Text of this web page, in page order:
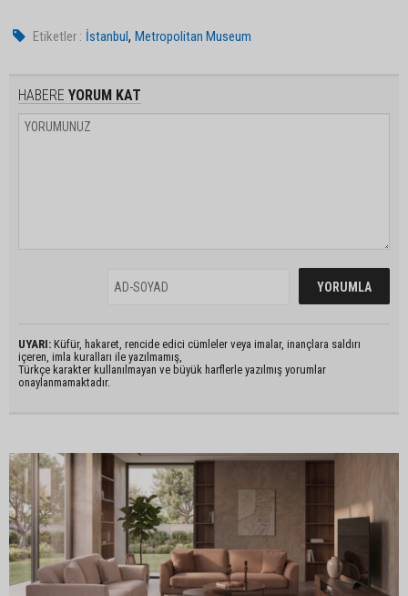
Etiketler : İstanbul,Metropolitan Museum
HABERE YORUM KAT
UYARI: Küfür, hakaret, rencide edici cümleler veya imalar, inançlara saldırı
içeren, imla kuralları ile yazılmamış,
Türkçe karakter kullanılmayan ve büyük harflerle yazılmış yorumlar
onaylanmamaktadır.